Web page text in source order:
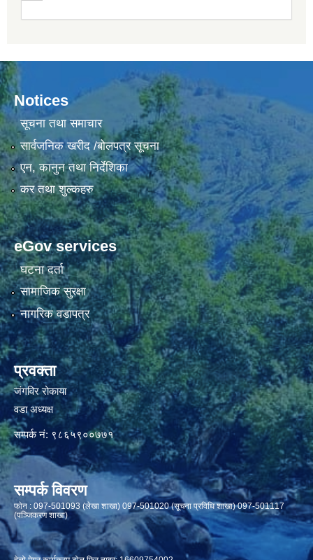
Notices
सूचना तथा समाचार
सार्वजनिक खरीद /बोलपत्र सूचना
एन, कानुन तथा निर्देशिका
कर तथा शुल्कहरु
eGov services
घटना दर्ता
सामाजिक सुरक्षा
नागरिक वडापत्र
प्रवक्ता
जंगविर रोकाया
वडा अध्यक्ष
सम्पर्क नं: ९८६५९००७७१
सम्पर्क विवरण
फाेन : 097-501093 (लेखा शाखा) 097-501020 (सूचना प्रविधि शाखा) 097-501117
(पञ्जिकरण शाखा)